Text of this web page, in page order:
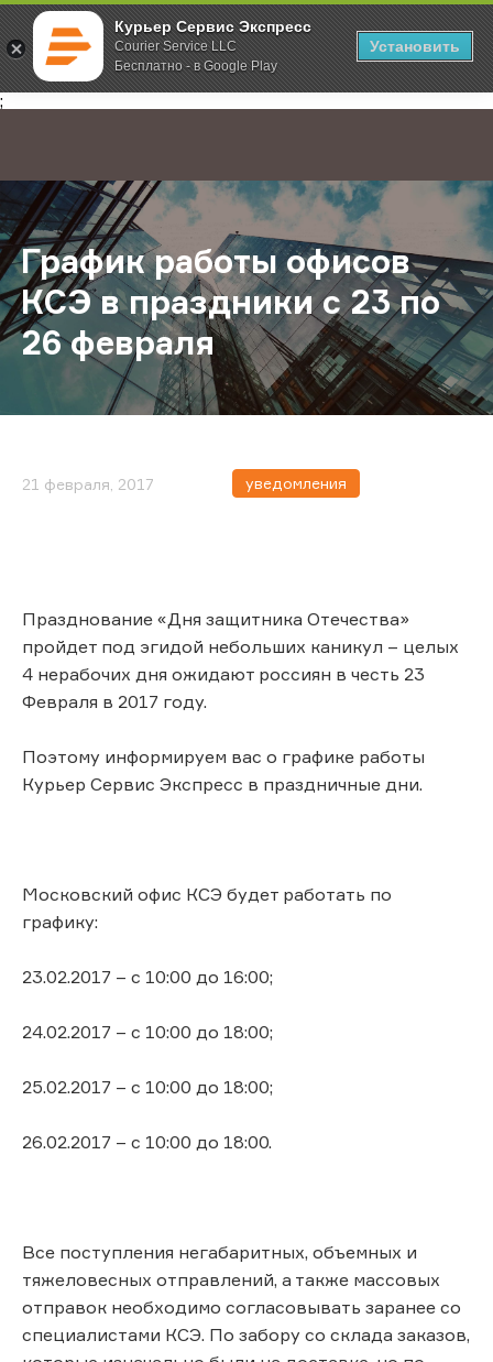
Курьер Сервис Экспресс
Courier Service LLC
Бесплатно - в Google Play
Установить
;
Главная О компании Новости График работы офисов КСЭ в
График работы офисов
КСЭ в праздники с 23 по
26 февраля
21 февраля, 2017 уведомления
Празднование «Дня защитника Отечества»
пройдет под эгидой небольших каникул – целых
4 нерабочих дня ожидают россиян в честь 23
Февраля в 2017 году.
Поэтому информируем вас о графике работы
Курьер Сервис Экспресс в праздничные дни.
Московский офис КСЭ будет работать по
графику:
23.02.2017 – с 10:00 до 16:00;
24.02.2017 – с 10:00 до 18:00;
25.02.2017 – с 10:00 до 18:00;
26.02.2017 – с 10:00 до 18:00.
Все поступления негабаритных, объемных и
тяжеловесных отправлений, а также массовых
отправок необходимо согласовывать заранее со
специалистами КСЭ. По забору со склада заказов,